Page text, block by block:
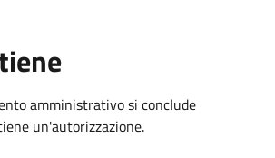
amministrativo si conclude
un'autorizzazione.